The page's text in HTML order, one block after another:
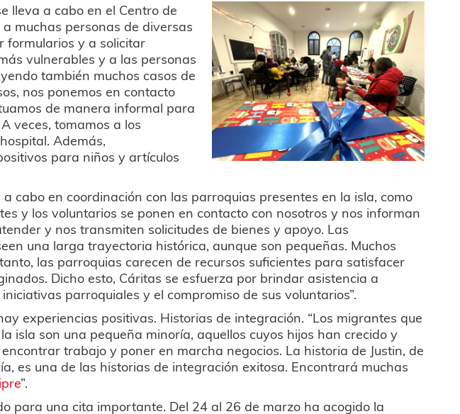
lleva a cabo en el Centro de
muchas personas de diversas
formularios y a solicitar
vulnerables y a las personas
también muchos casos de
nos ponemos en contacto
de manera informal para
veces, tomamos a los
Además,
para niños y artículos
cabo en coordinación con las parroquias presentes en la isla, como
y los voluntarios se ponen en contacto con nosotros y nos informan
y nos transmiten solicitudes de bienes y apoyo. Las
una larga trayectoria histórica, aunque son pequeñas. Muchos
las parroquias carecen de recursos suficientes para satisfacer
Dicho esto, Cáritas se esfuerza por brindar asistencia a
parroquiales y el compromiso de sus voluntarios”.
experiencias positivas. Historias de integración. “Los migrantes que
isla son una pequeña minoría, aquellos cuyos hijos han crecido y
trabajo y poner en marcha negocios. La historia de Justin, de
es una de las historias de integración exitosa. Encontrará muchas
”.
para una cita importante. Del 24 al 26 de marzo ha acogido la